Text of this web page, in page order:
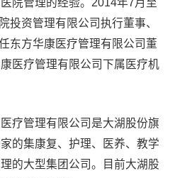
院管理的经验。2014年7月至
投资管理有限公司执行董事、
东方华康医疗管理有限公司董
医疗管理有限公司下属医疗机
疗管理有限公司是大湖股份旗
的集康复、护理、医养、教学
的大型集团公司。目前大湖股